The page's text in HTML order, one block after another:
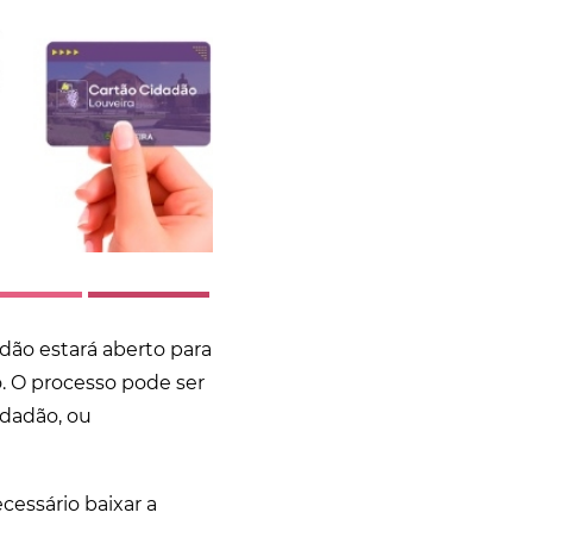
estará aberto para
O processo pode ser
ou
baixar a